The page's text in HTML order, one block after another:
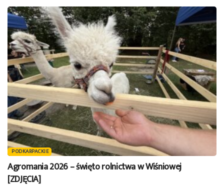
PODKARPACKIE
Agromania 2026 – święto rolnictwa w Wiśniowej
[ZDJĘCIA]